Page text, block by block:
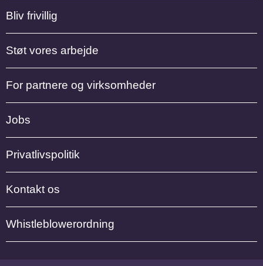
Bliv frivillig
Støt vores arbejde
For partnere og virksomheder
Jobs
Privatlivspolitik
Kontakt os
Whistleblowerordning